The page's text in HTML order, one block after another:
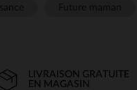
LIVRAISON GRATUITE
EN MAGASIN